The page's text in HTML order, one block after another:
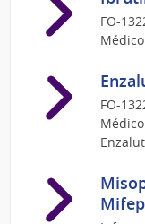
FO-
FO-